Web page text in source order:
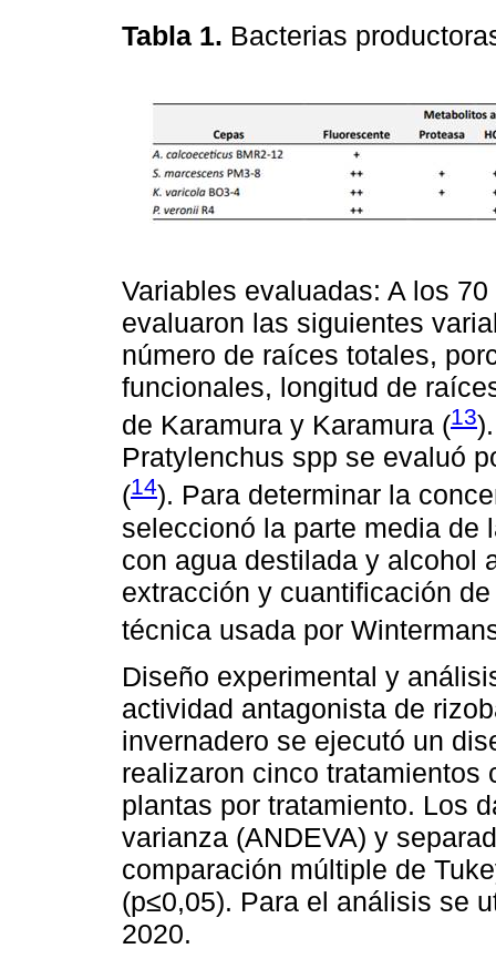
Tabla 1. Bacterias
Variables evaluadas: A los
evaluaron las siguientes
número de raíces totales,
funcionales, longitud de
de Karamura y Karamura (13
Pratylenchus spp se evaluó
(14). Para determinar la
seleccionó la parte media de
con agua destilada y alcohol
extracción y cuantificación
técnica usada por
Diseño experimental y
actividad antagonista de
invernadero se ejecutó un
realizaron cinco tratamientos
plantas por tratamiento. Los
varianza (ANDEVA) y
comparación múltiple de
(p≤0,05). Para el análisis se
2020.